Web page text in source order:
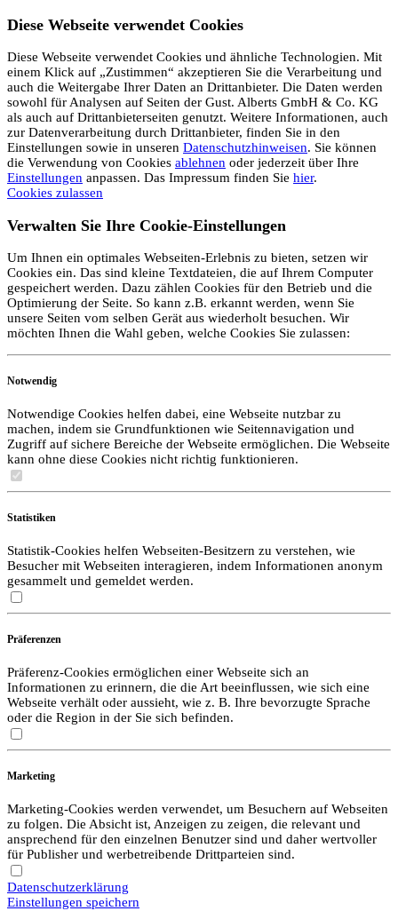
Diese Webseite verwendet Cookies
Diese Webseite verwendet Cookies und ähnliche Technologien. Mit
einem Klick auf „Zustimmen“ akzeptieren Sie die Verarbeitung und
auch die Weitergabe Ihrer Daten an Drittanbieter. Die Daten werden
sowohl für Analysen auf Seiten der Gust. Alberts GmbH & Co. KG
als auch auf Drittanbieterseiten genutzt. Weitere Informationen, auch
zur Datenverarbeitung durch Drittanbieter, finden Sie in den
Einstellungen sowie in unseren Datenschutzhinweisen. Sie können
die Verwendung von Cookies ablehnen oder jederzeit über Ihre
Einstellungen anpassen. Das Impressum finden Sie hier.
Cookies zulassen
Verwalten Sie Ihre Cookie-Einstellungen
Um Ihnen ein optimales Webseiten-Erlebnis zu bieten, setzen wir
Cookies ein. Das sind kleine Textdateien, die auf Ihrem Computer
gespeichert werden. Dazu zählen Cookies für den Betrieb und die
Optimierung der Seite. So kann z.B. erkannt werden, wenn Sie
unsere Seiten vom selben Gerät aus wiederholt besuchen. Wir
möchten Ihnen die Wahl geben, welche Cookies Sie zulassen:
Notwendig
Notwendige Cookies helfen dabei, eine Webseite nutzbar zu
machen, indem sie Grundfunktionen wie Seitennavigation und
Zugriff auf sichere Bereiche der Webseite ermöglichen. Die Webseite
kann ohne diese Cookies nicht richtig funktionieren.
Statistiken
Statistik-Cookies helfen Webseiten-Besitzern zu verstehen, wie
Besucher mit Webseiten interagieren, indem Informationen anonym
gesammelt und gemeldet werden.
Präferenzen
Präferenz-Cookies ermöglichen einer Webseite sich an
Informationen zu erinnern, die die Art beeinflussen, wie sich eine
Webseite verhält oder aussieht, wie z. B. Ihre bevorzugte Sprache
oder die Region in der Sie sich befinden.
Marketing
Marketing-Cookies werden verwendet, um Besuchern auf Webseiten
zu folgen. Die Absicht ist, Anzeigen zu zeigen, die relevant und
ansprechend für den einzelnen Benutzer sind und daher wertvoller
für Publisher und werbetreibende Drittparteien sind.
Datenschutzerklärung
Einstellungen speichern